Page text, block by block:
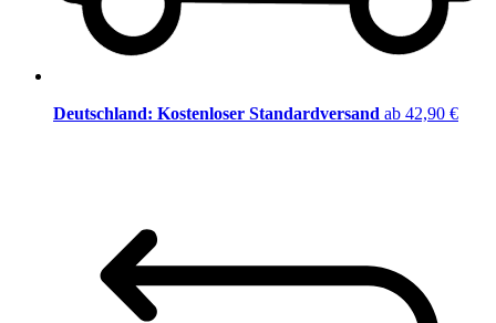
Deutschland: Kostenloser Standardversand ab 42,90 €